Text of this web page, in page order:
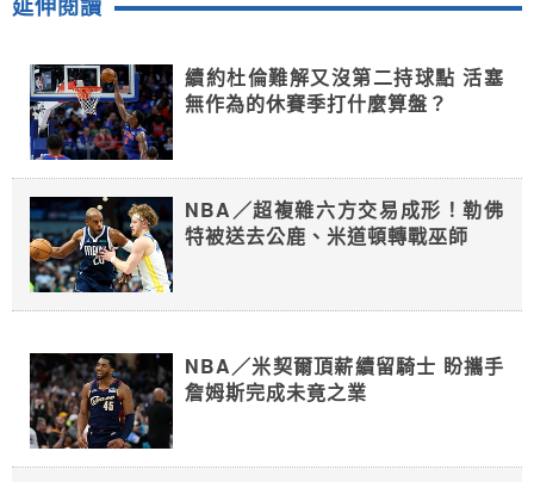
延伸閱讀
續約杜倫難解又沒第二持球點 活塞
無作為的休賽季打什麼算盤？
NBA／超複雜六方交易成形！勒佛
特被送去公鹿、米道頓轉戰巫師
NBA／米契爾頂薪續留騎士 盼攜手
詹姆斯完成未竟之業